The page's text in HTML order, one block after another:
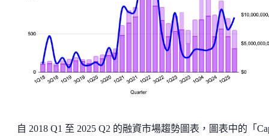
自 2018 Q1 至 2025 Q2 的融資市場趨勢圖表，圖表中的「